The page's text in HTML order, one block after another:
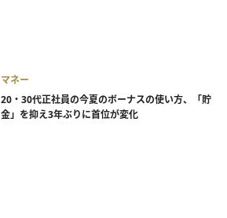
マネー
20・30代正社員の今夏のボーナスの使い方、「貯
金」を抑え3年ぶりに首位が変化